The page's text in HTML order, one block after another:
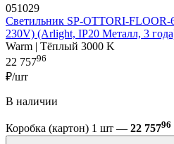
051029
Светильник SP-OTTORI-FLOOR-
230V) (Arlight, IP20 Металл, 3
Warm | Тёплый 3000 K
22 75796
₽/шт
В наличии
Коробка (картон) 1 шт — 22 75796